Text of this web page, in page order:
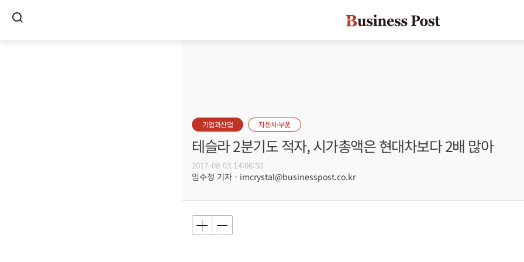
기업과산업 자동차·부품
테슬라 2분기도 적자, 시가총액은 현대차보다 2배 많아
2017-08-03 14:06:50
임수정 기자 - imcrystal@businesspost.co.kr